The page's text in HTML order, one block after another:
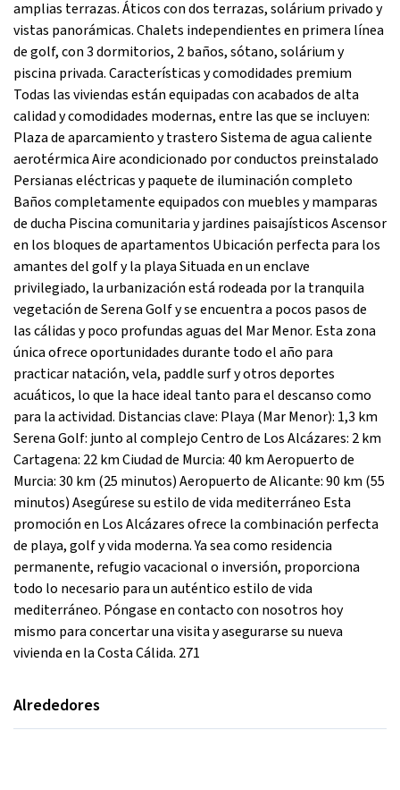
amplias terrazas. Áticos con dos terrazas, solárium privado y
vistas panorámicas. Chalets independientes en primera línea
de golf, con 3 dormitorios, 2 baños, sótano, solárium y
piscina privada. Características y comodidades premium
Todas las viviendas están equipadas con acabados de alta
calidad y comodidades modernas, entre las que se incluyen:
Plaza de aparcamiento y trastero Sistema de agua caliente
aerotérmica Aire acondicionado por conductos preinstalado
Persianas eléctricas y paquete de iluminación completo
Baños completamente equipados con muebles y mamparas
de ducha Piscina comunitaria y jardines paisajísticos Ascensor
en los bloques de apartamentos Ubicación perfecta para los
amantes del golf y la playa Situada en un enclave
privilegiado, la urbanización está rodeada por la tranquila
vegetación de Serena Golf y se encuentra a pocos pasos de
las cálidas y poco profundas aguas del Mar Menor. Esta zona
única ofrece oportunidades durante todo el año para
practicar natación, vela, paddle surf y otros deportes
acuáticos, lo que la hace ideal tanto para el descanso como
para la actividad. Distancias clave: Playa (Mar Menor): 1,3 km
Serena Golf: junto al complejo Centro de Los Alcázares: 2 km
Cartagena: 22 km Ciudad de Murcia: 40 km Aeropuerto de
Murcia: 30 km (25 minutos) Aeropuerto de Alicante: 90 km (55
minutos) Asegúrese su estilo de vida mediterráneo Esta
promoción en Los Alcázares ofrece la combinación perfecta
de playa, golf y vida moderna. Ya sea como residencia
permanente, refugio vacacional o inversión, proporciona
todo lo necesario para un auténtico estilo de vida
mediterráneo. Póngase en contacto con nosotros hoy
mismo para concertar una visita y asegurarse su nueva
vivienda en la Costa Cálida. 271
Alrededores